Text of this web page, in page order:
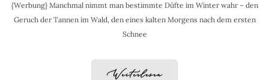
{Werbung} Manchmal nimmt man bestimmte Düfte im Winter wahr – den
Geruch der Tannen im Wald, den eines kalten Morgens nach dem ersten
Schnee
Weiterlesen